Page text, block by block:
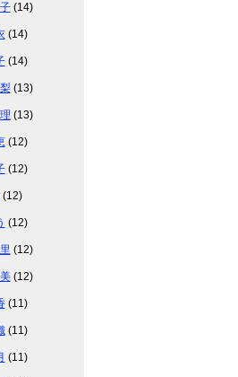
(14)
(14)
(14)
(13)
(13)
(12)
(12)
(12)
(12)
(12)
(12)
(11)
(11)
(11)